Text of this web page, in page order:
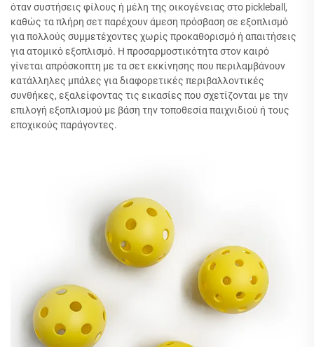
όταν συστήσεις φίλους ή μέλη της οικογένειας στο pickleball,
καθώς τα πλήρη σετ παρέχουν άμεση πρόσβαση σε εξοπλισμό
για πολλούς συμμετέχοντες χωρίς προκαθορισμό ή απαιτήσεις
για ατομικό εξοπλισμό. Η προσαρμοστικότητα στον καιρό
γίνεται απρόσκοπτη με τα σετ εκκίνησης που περιλαμβάνουν
κατάλληλες μπάλες για διαφορετικές περιβαλλοντικές
συνθήκες, εξαλείφοντας τις εικασίες που σχετίζονται με την
επιλογή εξοπλισμού με βάση την τοποθεσία παιχνιδιού ή τους
εποχικούς παράγοντες.